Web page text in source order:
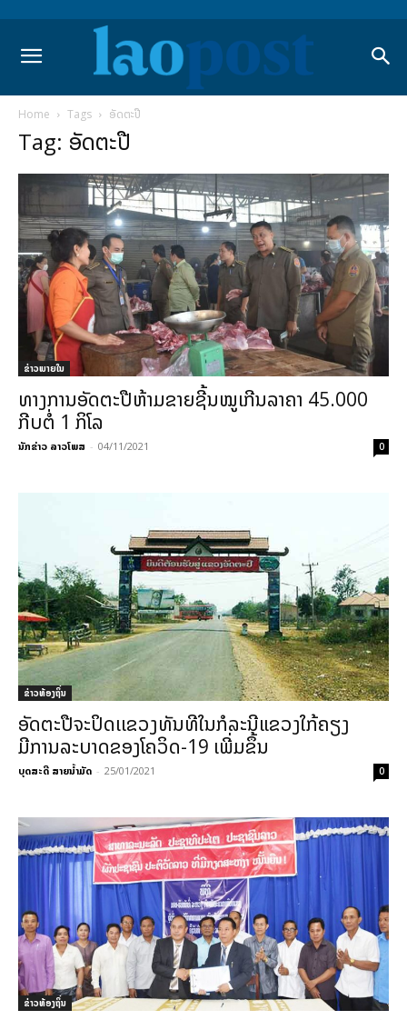
Home Tags ອັດຕະປື
Tag: ອັດຕະປື
ຂ່າວພາຍ​ໃນ
ທາງການອັດຕະປືຫ້າມຂາຍຊີ້ນໝູເກີນລາຄາ 45.000
ກີບຕໍ່ 1 ກິໂລ
ນັກຂ່າວ ລາວໂພສ - 04/11/2021 0
ຂ່າວທ້ອງຖິ່ນ
ອັດຕະປືຈະປິດເເຂວງທັນທີໃນກໍລະນີແຂວງໃກ້ຄຽງ
ມີການລະບາດຂອງໂຄວິດ-19 ເພີ່ມຂຶ້ນ
ບຸດສະດີ ສາຍນ້ຳມັດ - 25/01/2021 0
ຂ່າວທ້ອງຖິ່ນ